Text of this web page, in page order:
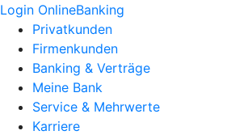
Login OnlineBanking
Privatkunden
Firmenkunden
Banking & Verträge
Meine Bank
Service & Mehrwerte
Karriere